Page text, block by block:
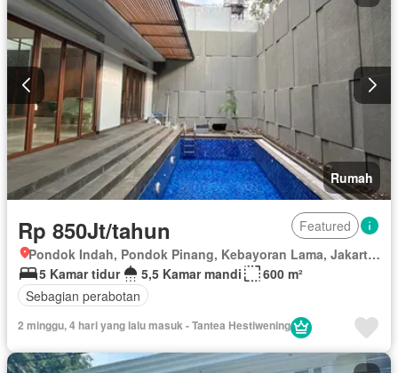
Rumah
Rp 850Jt/tahun
Featured
Pondok Indah, Pondok Pinang, Kebayoran Lama, Jakarta Selatan, Daerah Khusus Ibukota Jakarta
5 Kamar tidur
5,5 Kamar mandi
600 m²
Sebagian perabotan
2 minggu, 4 hari yang lalu masuk - Tantea Hestiwening